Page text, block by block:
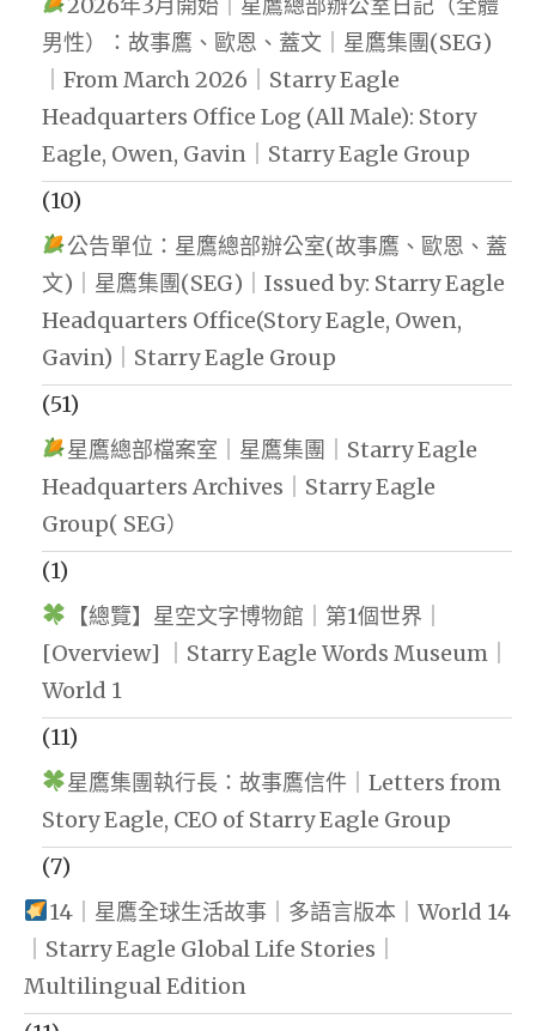
男性）：故事鷹、歐恩、蓋文｜星鷹集團(SEG)
｜From March 2026｜Starry Eagle
Headquarters Office Log (All Male): Story
Eagle, Owen, Gavin｜Starry Eagle Group
(10)
公告單位：星鷹總部辦公室(故事鷹、歐恩、蓋
文)｜星鷹集團(SEG)｜Issued by: Starry Eagle
Headquarters Office(Story Eagle, Owen,
Gavin)｜Starry Eagle Group
(51)
星鷹總部檔案室｜星鷹集團｜Starry Eagle
Headquarters Archives｜Starry Eagle
Group( SEG）
(1)
【總覽】星空文字博物館｜第1個世界｜
[Overview] ｜Starry Eagle Words Museum｜
World 1
(11)
星鷹集團執行長：故事鷹信件｜Letters from
Story Eagle, CEO of Starry Eagle Group
(7)
14｜星鷹全球生活故事｜多語言版本｜World 14
｜Starry Eagle Global Life Stories｜
Multilingual Edition